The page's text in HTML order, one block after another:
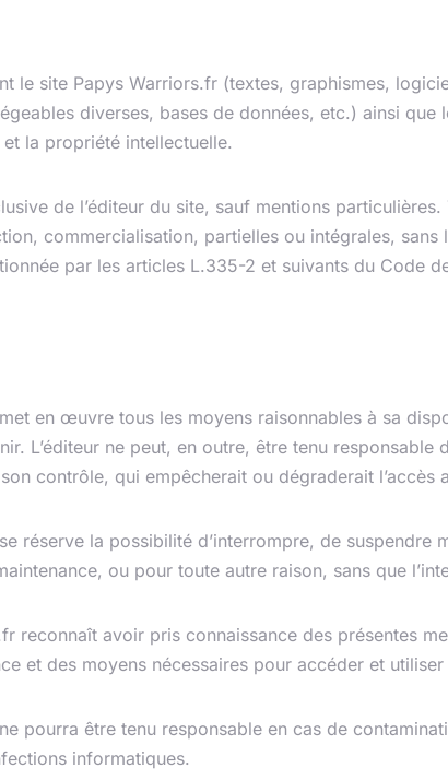
le site Papys Warriors.fr (textes, graphismes,
diverses, bases de données, etc.) ainsi
la propriété intellectuelle.
de l’éditeur du site, sauf mentions
commercialisation, partielles ou intégrales, sans
par les articles L.335-2 et suivants du Code
en œuvre tous les moyens raisonnables à sa
L’éditeur ne peut, en outre, être tenu
contrôle, qui empêcherait ou dégraderait l’accès
réserve la possibilité d’interrompre, de
ou pour toute autre raison, sans que
reconnaît avoir pris connaissance des présentes
et des moyens nécessaires pour accéder et utiliser
pourra être tenu responsable en cas de
informatiques.